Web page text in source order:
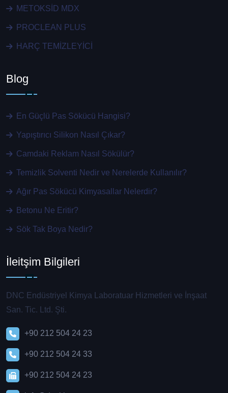
METOKSİD MDX
PROCLEAN PLUS
HARÇ TEMİZLEYİCİ
Blog
En Güçlü Pas Sökücü Hangisi?
Yapıştırıcı Silikon Nasıl Çıkar?
Camdaki Reklam Nasıl Sökülür?
Temizlik Solventi Nedir ve Nerelerde Kullanılır?
Ağır Pas Sökücü Kimyasallar Nelerdir?
Betonu Ne Eritir?
Sök Tak Boya Nedir?
İleitşim Bilgileri
DNC Endüstriyel Kimya Laboratuar Hizmetleri ve İnşaat
San. Tic. Ltd. Şti.
+90 212 504 24 23
+90 212 504 24 33
+90 212 504 24 23